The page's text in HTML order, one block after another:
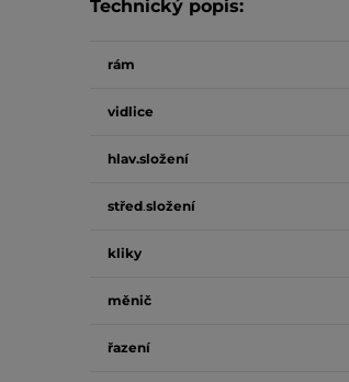
Technický popis:
rám
vidlice
hlav.složení
střed.složení
kliky
měnič
řazení